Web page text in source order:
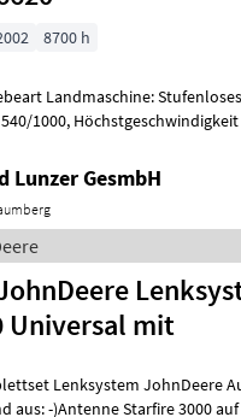
8700 h
Landmaschine:
1000,
Lunzer GesmbH
Universal mit
Lenksystem JohnDeere